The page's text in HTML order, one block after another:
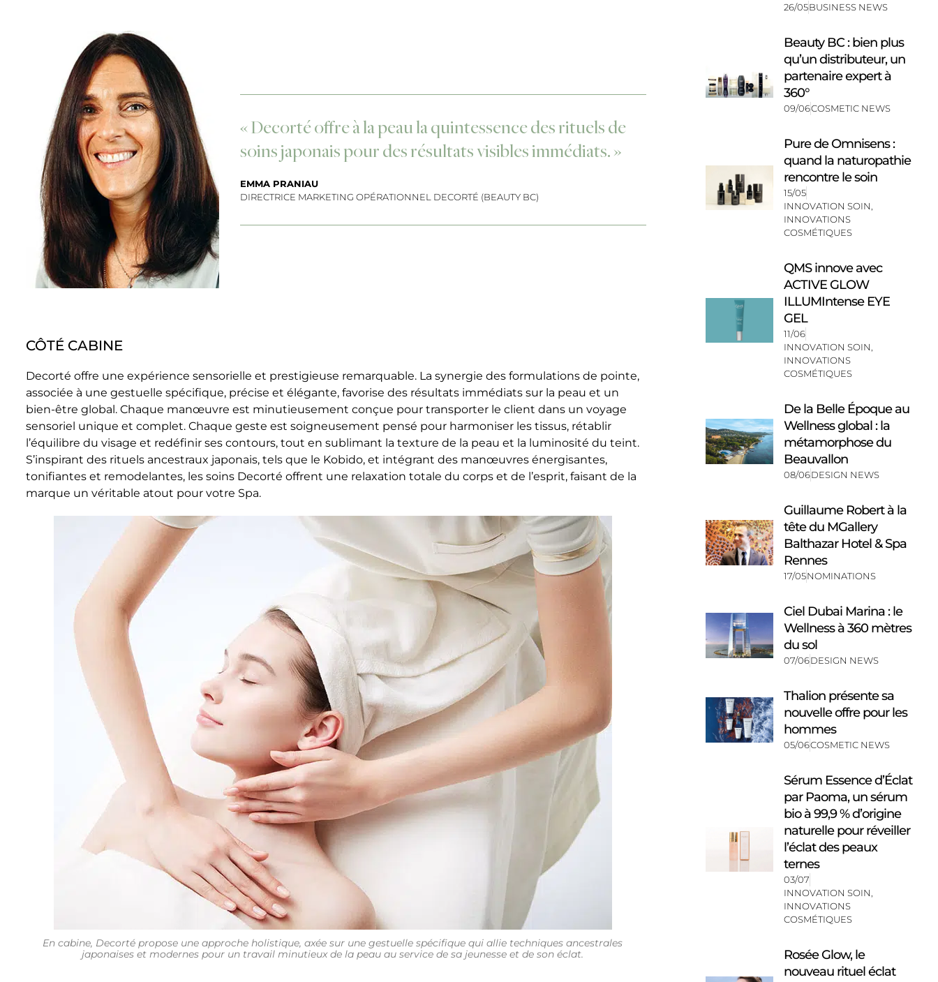
« Decorté offre à la peau la quintessence des rituels de
soins japonais pour des résultats visibles immédiats. »
EMMA PRANIAU
DIRECTRICE MARKETING OPÉRATIONNEL DECORTÉ (BEAUTY BC)
CÔTÉ CABINE
Decorté offre une expérience sensorielle et prestigieuse remarquable. La synergie des formulations de pointe,
associée à une gestuelle spécifique, précise et élégante, favorise des résultats immédiats sur la peau et un
bien-être global. Chaque manœuvre est minutieusement conçue pour transporter le client dans un voyage
sensoriel unique et complet. Chaque geste est soigneusement pensé pour harmoniser les tissus, rétablir
l’équilibre du visage et redéfinir ses contours, tout en sublimant la texture de la peau et la luminosité du teint.
S’inspirant des rituels ancestraux japonais, tels que le Kobido, et intégrant des manœuvres énergisantes,
tonifiantes et remodelantes, les soins Decorté offrent une relaxation totale du corps et de l’esprit, faisant de la
marque un véritable atout pour votre Spa.
En cabine, Decorté propose une approche holistique, axée sur une gestuelle spécifique qui allie techniques ancestrales
japonaises et modernes pour un travail minutieux de la peau au service de sa jeunesse et de son éclat.
26/05BUSINESS NEWS
Beauty BC : bien plus
qu’un distributeur, un
partenaire expert à
360°
09/06COSMETIC NEWS
Pure de Omnisens :
quand la naturopathie
rencontre le soin
15/05
INNOVATION SOIN
INNOVATIONS
COSMÉTIQUES
QMS innove avec
ACTIVE GLOW
ILLUMIntense EYE
GEL
11/06
INNOVATION SOIN
INNOVATIONS
COSMÉTIQUES
De la Belle Époque au
Wellness global : la
métamorphose du
Beauvallon
08/06DESIGN NEWS
Guillaume Robert à la
tête du MGallery
Balthazar Hotel & Spa
Rennes
17/05NOMINATIONS
Ciel Dubai Marina : le
Wellness à 360 mètres
du sol
07/06DESIGN NEWS
Thalion présente sa
nouvelle offre pour les
hommes
05/06COSMETIC NEWS
Sérum Essence d’Éclat
par Paoma, un sérum
bio à 99,9 % d’origine
naturelle pour réveiller
l’éclat des peaux
ternes
03/07
INNOVATION SOIN
INNOVATIONS
COSMÉTIQUES
Rosée Glow, le
nouveau rituel éclat